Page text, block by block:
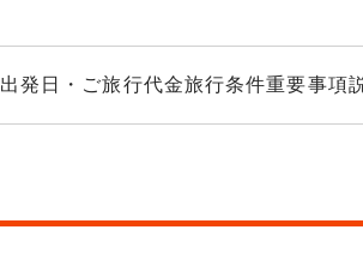
出発日・ご旅行代金旅行条件重要事項